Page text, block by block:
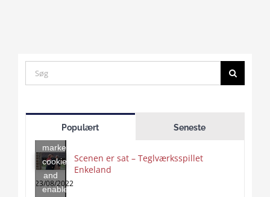
Search
for:
Populært Seneste
accept
marketing
cookies
and
enable
Scenen er sat – Teglværksspillet
Enkeland
23/08/2022
Click
to